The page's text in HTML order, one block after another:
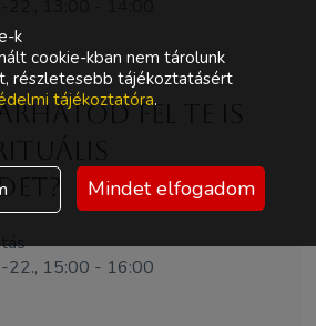
13:00 - 14:00
fel te is
15:00 - 16:00
k
cookie-kban nem tárolunk
részletesebb tájékoztatásért
tájékoztatóra.
Mindet elfogadom